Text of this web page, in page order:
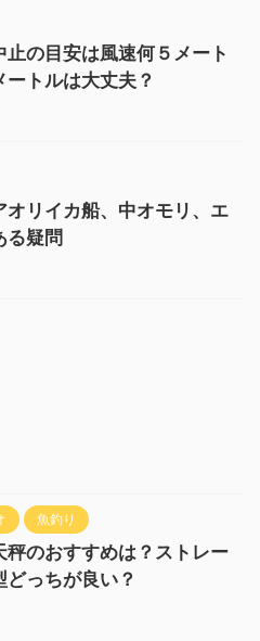
止の目安は風速何５メート
ートルは大丈夫？
オリイカ船、中オモリ、エ
る疑問
魚釣り
秤のおすすめは？ストレー
どっちが良い？